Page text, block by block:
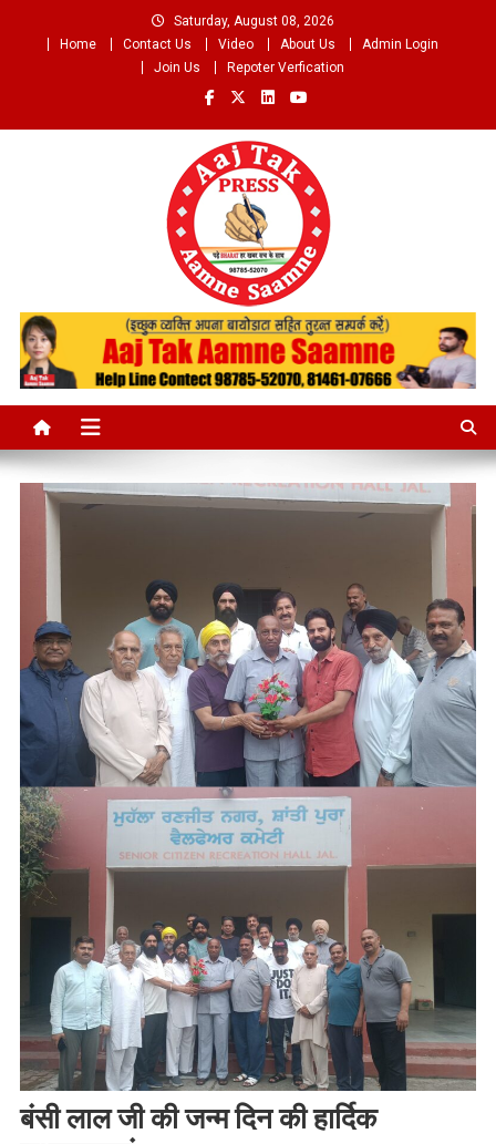
Saturday, August 08, 2026
Home
Contact Us Video About Us
Admin Login
Join Us
Repoter Verfication
Aaj Tak Aamne Saamne.com
बंसी लाल जी की जन्म दिन की हार्दिक